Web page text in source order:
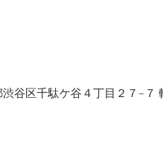
谷区千駄ケ谷４丁目２７−７